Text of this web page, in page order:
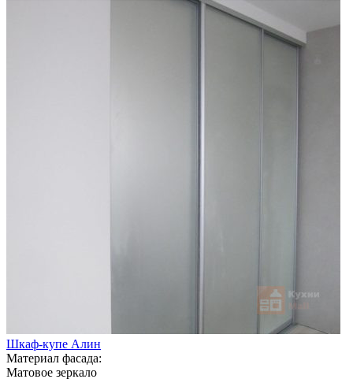
Шкаф-купе Алин
Материал фасада:
Матовое зеркало